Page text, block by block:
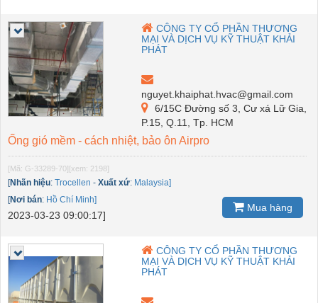
CÔNG TY CỔ PHẦN THƯƠNG
MẠI VÀ DỊCH VỤ KỸ THUẬT KHẢI
PHÁT
nguyet.khaiphat.hvac@gmail.com
6/15C Đường số 3, Cư xá Lữ Gia,
P.15, Q.11, Tp. HCM
Ống gió mềm - cách nhiệt, bảo ôn Airpro
[Mã: G-33289-70][xem: 2198]
[Nhãn hiệu: Trocellen - Xuất xứ: Malaysia]
[Nơi bán: Hồ Chí Minh]
2023-03-23 09:00:17]
Mua hàng
CÔNG TY CỔ PHẦN THƯƠNG
MẠI VÀ DỊCH VỤ KỸ THUẬT KHẢI
PHÁT